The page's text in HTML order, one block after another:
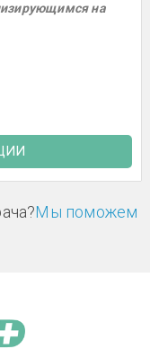
на
Мы поможем